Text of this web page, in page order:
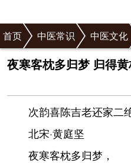
首页 中医常识 中医文化
夜寒客枕多归梦 归得
次韵喜陈吉老还家二
北宋·黄庭坚
夜寒客枕多归梦，